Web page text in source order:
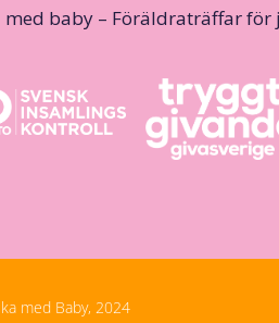
med baby – Föräldraträffar
med Baby, 2024